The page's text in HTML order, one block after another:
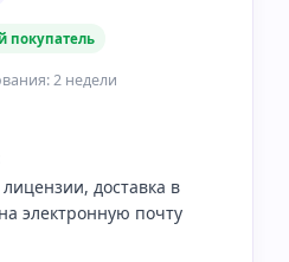
покупатель
2 недели
доставка в
электронную почту